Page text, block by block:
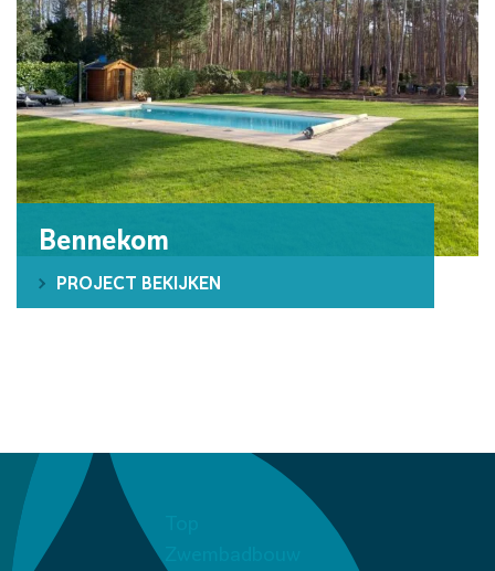
Bennekom
PROJECT BEKIJKEN